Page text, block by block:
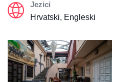
Jezici
Hrvatski, Engleski